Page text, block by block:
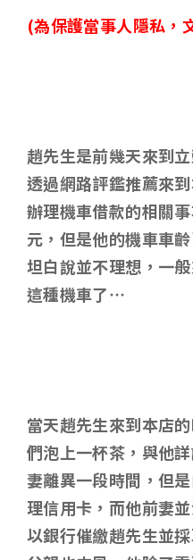
(為保護當事人隱私，
趙先生是前幾天來到
透過網路評鑑推薦來
辦理機車借款的相關
元，但是他的機車車
坦白說並不理想，一
這種機車了…
當天趙先生來到本店
們泡上一杯茶，與他
妻離異一段時間，但
理信用卡，而他前妻
以銀行催繳趙先生並